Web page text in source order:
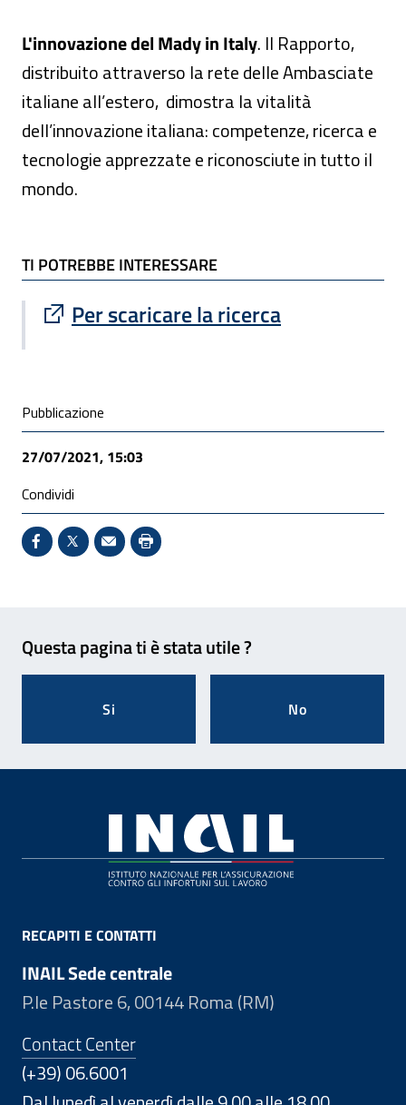
L'innovazione del Mady in Italy. Il Rapporto,
distribuito attraverso la rete delle Ambasciate
italiane all’estero, dimostra la vitalità
dell’innovazione italiana: competenze, ricerca e
tecnologie apprezzate e riconosciute in tutto il
mondo.
TI POTREBBE INTERESSARE
TI POTREBBE INTERESSARE
Per scaricare la ricerca
Sito esterno : apre una nuova finestra
Condivisione social
Pubblicazione
27/07/2021, 15:03
Condividi
Condividi su Facebook - Sito esterno - Apertura in
X - Sito esterno - Apertura in nuova finestra
Invio Mail: apre il programma di posta
Stampa pagina: scelta meno
Questa pagina ti è stata utile ?
Si No
RECAPITI E CONTATTI
INAIL Sede centrale
P.le Pastore 6, 00144 Roma (RM)
Contact Center
(+39) 06.6001